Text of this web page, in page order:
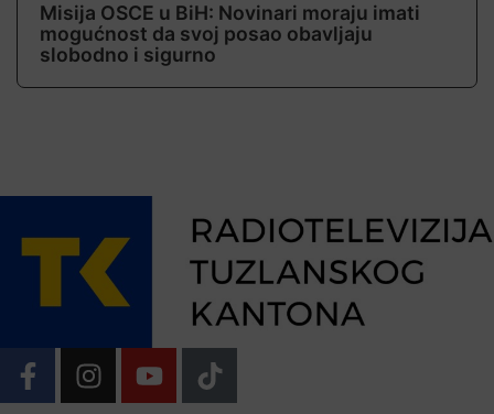
Misija OSCE u BiH: Novinari moraju imati
mogućnost da svoj posao obavljaju
slobodno i sigurno